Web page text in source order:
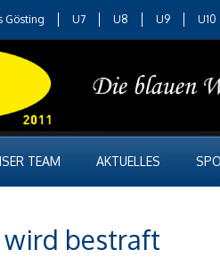
Gösting U7 U8 U9 U10
TEAM AKTUELLES
wird bestraft